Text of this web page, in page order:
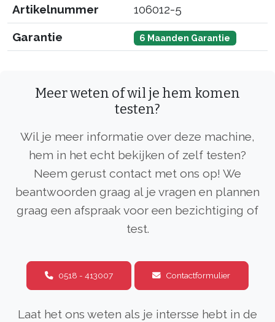
Artikelnummer 106012-5
Garantie 6 Maanden Garantie
Meer weten of wil je hem komen
testen?
Wil je meer informatie over deze machine,
hem in het echt bekijken of zelf testen?
Neem gerust contact met ons op! We
beantwoorden graag al je vragen en plannen
graag een afspraak voor een bezichtiging of
test.
0518 - 413007 Contactformulier
Laat het ons weten als je intersse hebt in de